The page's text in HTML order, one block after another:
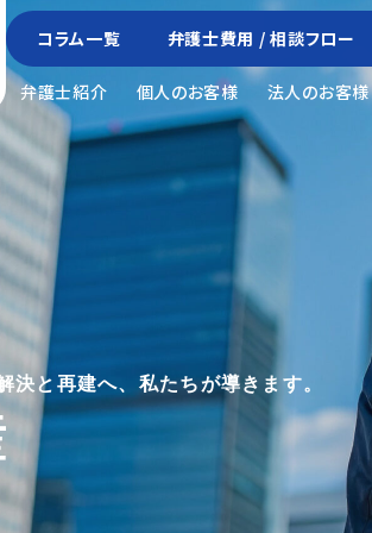
コラム一覧 弁護士費用 / 相談フロー
弁護士紹介 個人のお客様 法人のお客様
決と再建へ、私たちが導きます。